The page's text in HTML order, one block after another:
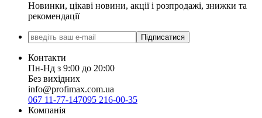
Новинки, цікаві новини, акції і розпродажі, знижки та
рекомендації
Підписатися
Контакти
Пн-Нд з 9:00 до 20:00
Без вихідних
info@profimax.com.ua
067 11-77-147095 216-00-35
Компанія